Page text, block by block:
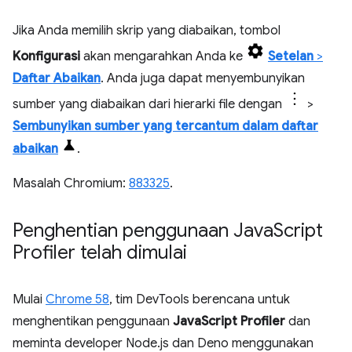
Jika Anda memilih skrip yang diabaikan, tombol
Konfigurasi akan mengarahkan Anda ke Setelan >
Daftar Abaikan. Anda juga dapat menyembunyikan
sumber yang diabaikan dari hierarki file dengan
>
Sembunyikan sumber yang tercantum dalam daftar
abaikan
.
Masalah Chromium: 883325.
Penghentian penggunaan JavaScript
Profiler telah dimulai
Mulai Chrome 58, tim DevTools berencana untuk
menghentikan penggunaan JavaScript Profiler dan
meminta developer Node.js dan Deno menggunakan